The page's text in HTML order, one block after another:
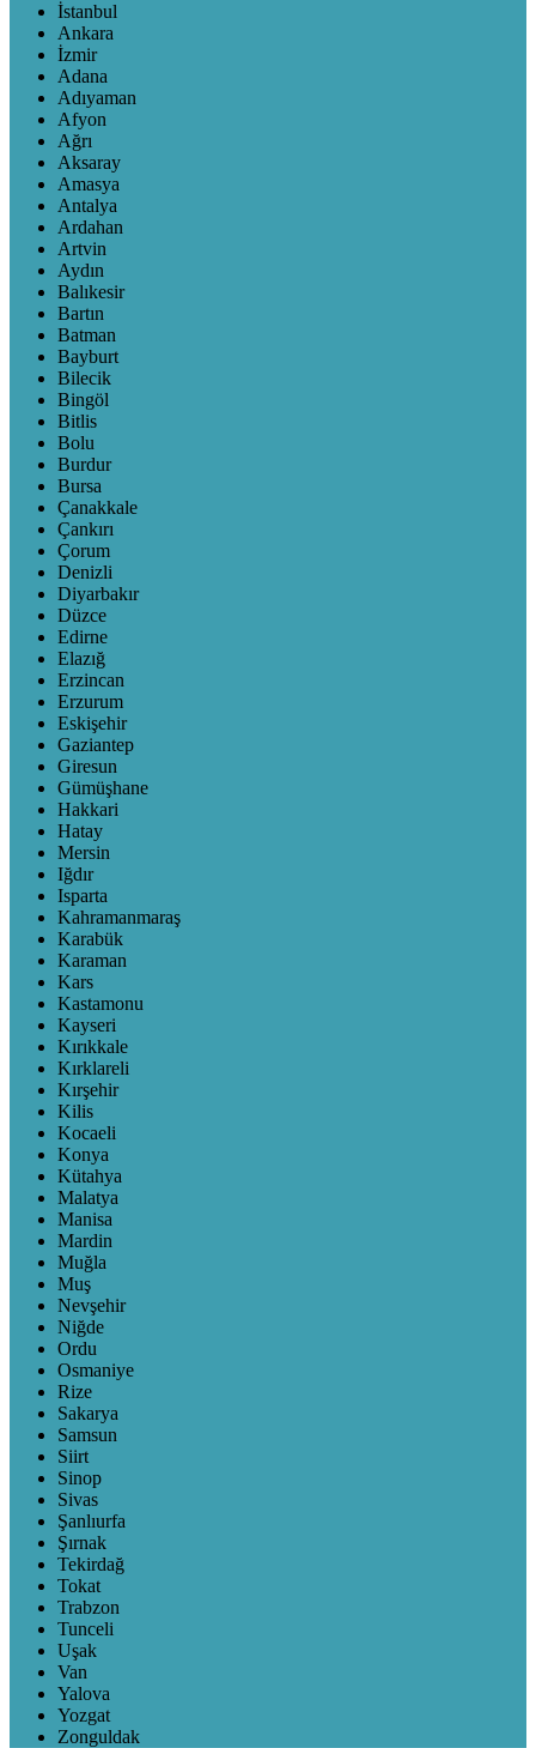
İstanbul
Ankara
İzmir
Adana
Adıyaman
Afyon
Ağrı
Aksaray
Amasya
Antalya
Ardahan
Artvin
Aydın
Balıkesir
Bartın
Batman
Bayburt
Bilecik
Bingöl
Bitlis
Bolu
Burdur
Bursa
Çanakkale
Çankırı
Çorum
Denizli
Diyarbakır
Düzce
Edirne
Elazığ
Erzincan
Erzurum
Eskişehir
Gaziantep
Giresun
Gümüşhane
Hakkari
Hatay
Mersin
Iğdır
Isparta
Kahramanmaraş
Karabük
Karaman
Kars
Kastamonu
Kayseri
Kırıkkale
Kırklareli
Kırşehir
Kilis
Kocaeli
Konya
Kütahya
Malatya
Manisa
Mardin
Muğla
Muş
Nevşehir
Niğde
Ordu
Osmaniye
Rize
Sakarya
Samsun
Siirt
Sinop
Sivas
Şanlıurfa
Şırnak
Tekirdağ
Tokat
Trabzon
Tunceli
Uşak
Van
Yalova
Yozgat
Zonguldak